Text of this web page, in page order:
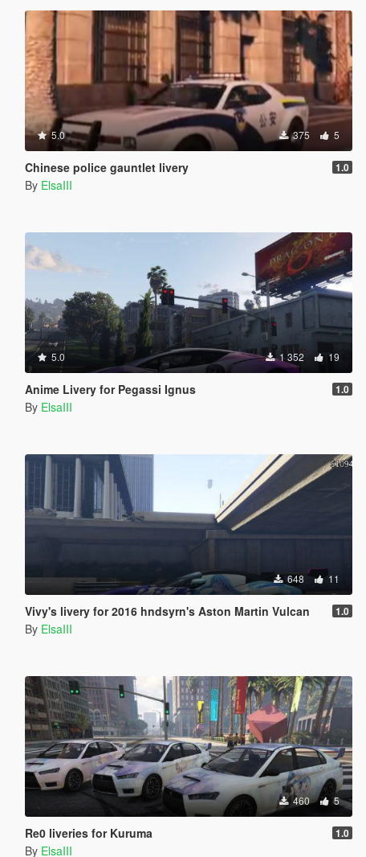
5.0 375 5
Chinese police gauntlet livery 1.0
By ElsaIII
5.0 1 352 19
Anime Livery for Pegassi Ignus 1.0
By ElsaIII
648 11
Vivy's livery for 2016 hndsyrn's Aston Martin Vulcan 1.0
By ElsaIII
460 5
Re0 liveries for Kuruma 1.0
By ElsaIII